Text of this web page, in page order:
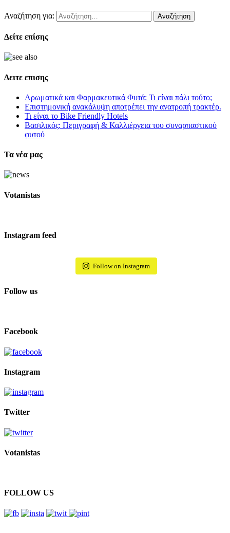
Αναζήτηση για:
Δείτε επίσης
Δειτε επισης
Αρωματικά και Φαρμακευτικά Φυτά: Τι είναι πάλι τούτο;
Επιστημονική ανακάλυψη αποτρέπει την ανατροπή τρακτέρ.
Τι είναι το Bike Friendly Hotels
Βασιλικός: Περιγραφή & Καλλιέργεια του συναρπαστικού
φυτού
Τα νέα μας
Votanistas
Instagram feed
Follow on Instagram
Follow us
Facebook
Instagram
Twitter
Votanistas
FOLLOW US